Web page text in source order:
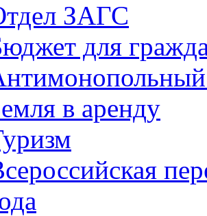
ЗАГС
для
в аренду